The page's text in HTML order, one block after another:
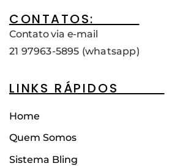
CONTATOS:____
Contato via e-mail
21 97963-5895 (whatsapp)
LINKS RÁPIDOS____
Home
Quem Somos
Sistema Bling